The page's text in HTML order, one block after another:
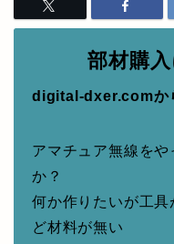
部材購
digital-dxer.comか
アマチュア無線を
か？
何か作りたいが工
ど材料が無い